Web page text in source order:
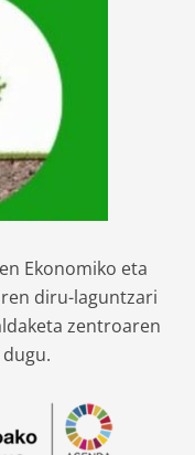
Ekonomiko eta
diru-laguntzari
zentroaren